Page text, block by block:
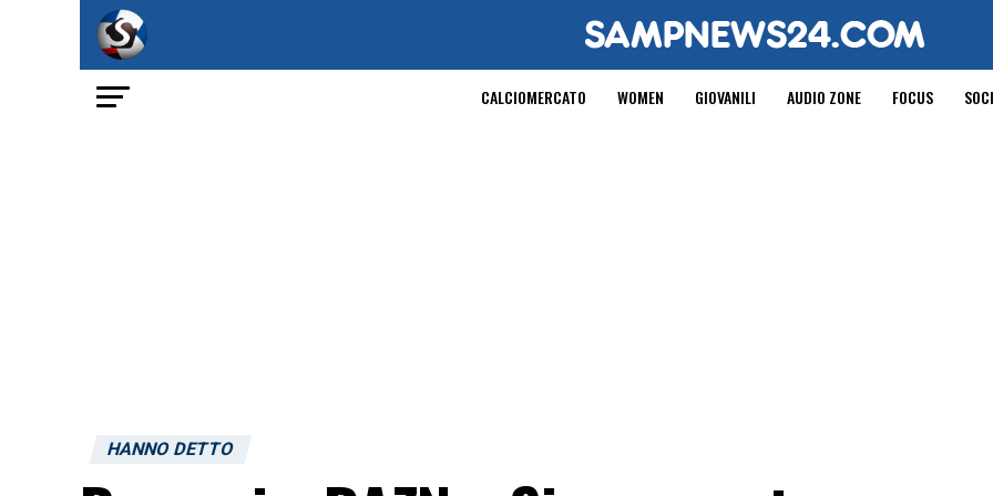
CALCIOMERCATO WOMEN GIOVANILI AUDIO ZONE FOCUS
HANNO DETTO